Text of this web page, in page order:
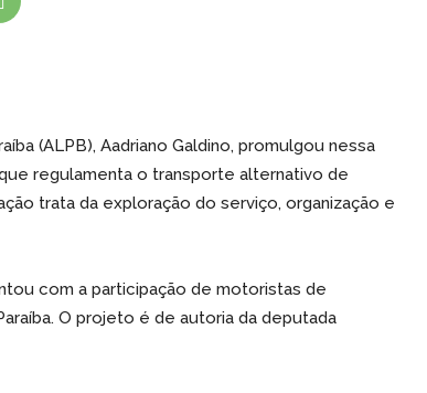
(ALPB), Aadriano Galdino, promulgou nessa
regulamenta o transporte alternativo de
trata da exploração do serviço, organização e
com a participação de motoristas de
O projeto é de autoria da deputada